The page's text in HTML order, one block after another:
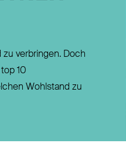
zu verbringen. Doch
10
Wohlstand zu